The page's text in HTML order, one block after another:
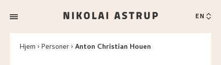
EN
Hjem Personer Anton Christian Houen